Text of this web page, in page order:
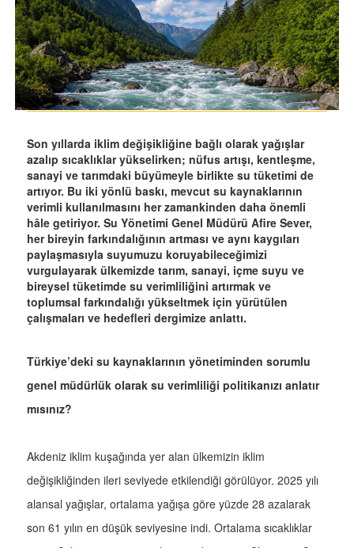
Son yıllarda iklim değişikliğine bağlı olarak yağışlar
azalıp sıcaklıklar yükselirken; nüfus artışı, kentleşme,
sanayi ve tarımdaki büyümeyle birlikte su tüketimi de
artıyor. Bu iki yönlü baskı, mevcut su kaynaklarının
verimli kullanılmasını her zamankinden daha önemli
hâle getiriyor. Su Yönetimi Genel Müdürü Afire Sever,
her bireyin farkındalığının artması ve aynı kaygıları
paylaşmasıyla suyumuzu koruyabileceğimizi
vurgulayarak ülkemizde tarım, sanayi, içme suyu ve
bireysel tüketimde su verimliliğini artırmak ve
toplumsal farkındalığı yükseltmek için yürütülen
çalışmaları ve hedefleri dergimize anlattı.
Türkiye’deki su kaynaklarının yönetiminden sorumlu
genel müdürlük olarak su verimliliği politikanızı anlatır
mısınız?
Akdeniz iklim kuşağında yer alan ülkemizin iklim
değişikliğinden ileri seviyede etkilendiği görülüyor. 2025 yılı
alansal yağışlar, ortalama yağışa göre yüzde 28 azalarak
son 61 yılın en düşük seviyesine indi. Ortalama sıcaklıklar